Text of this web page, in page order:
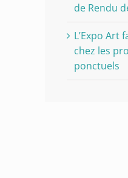
de Rendu
L’Expo Art
chez les
ponctuels